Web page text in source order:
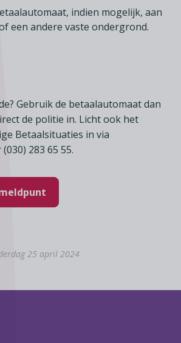
indien mogelijk, aan
een andere vaste ondergrond.
Gebruik de betaalautomaat dan
de politie in. Licht ook het
Betaalsituaties in via
283 65 55.
25 april 2024